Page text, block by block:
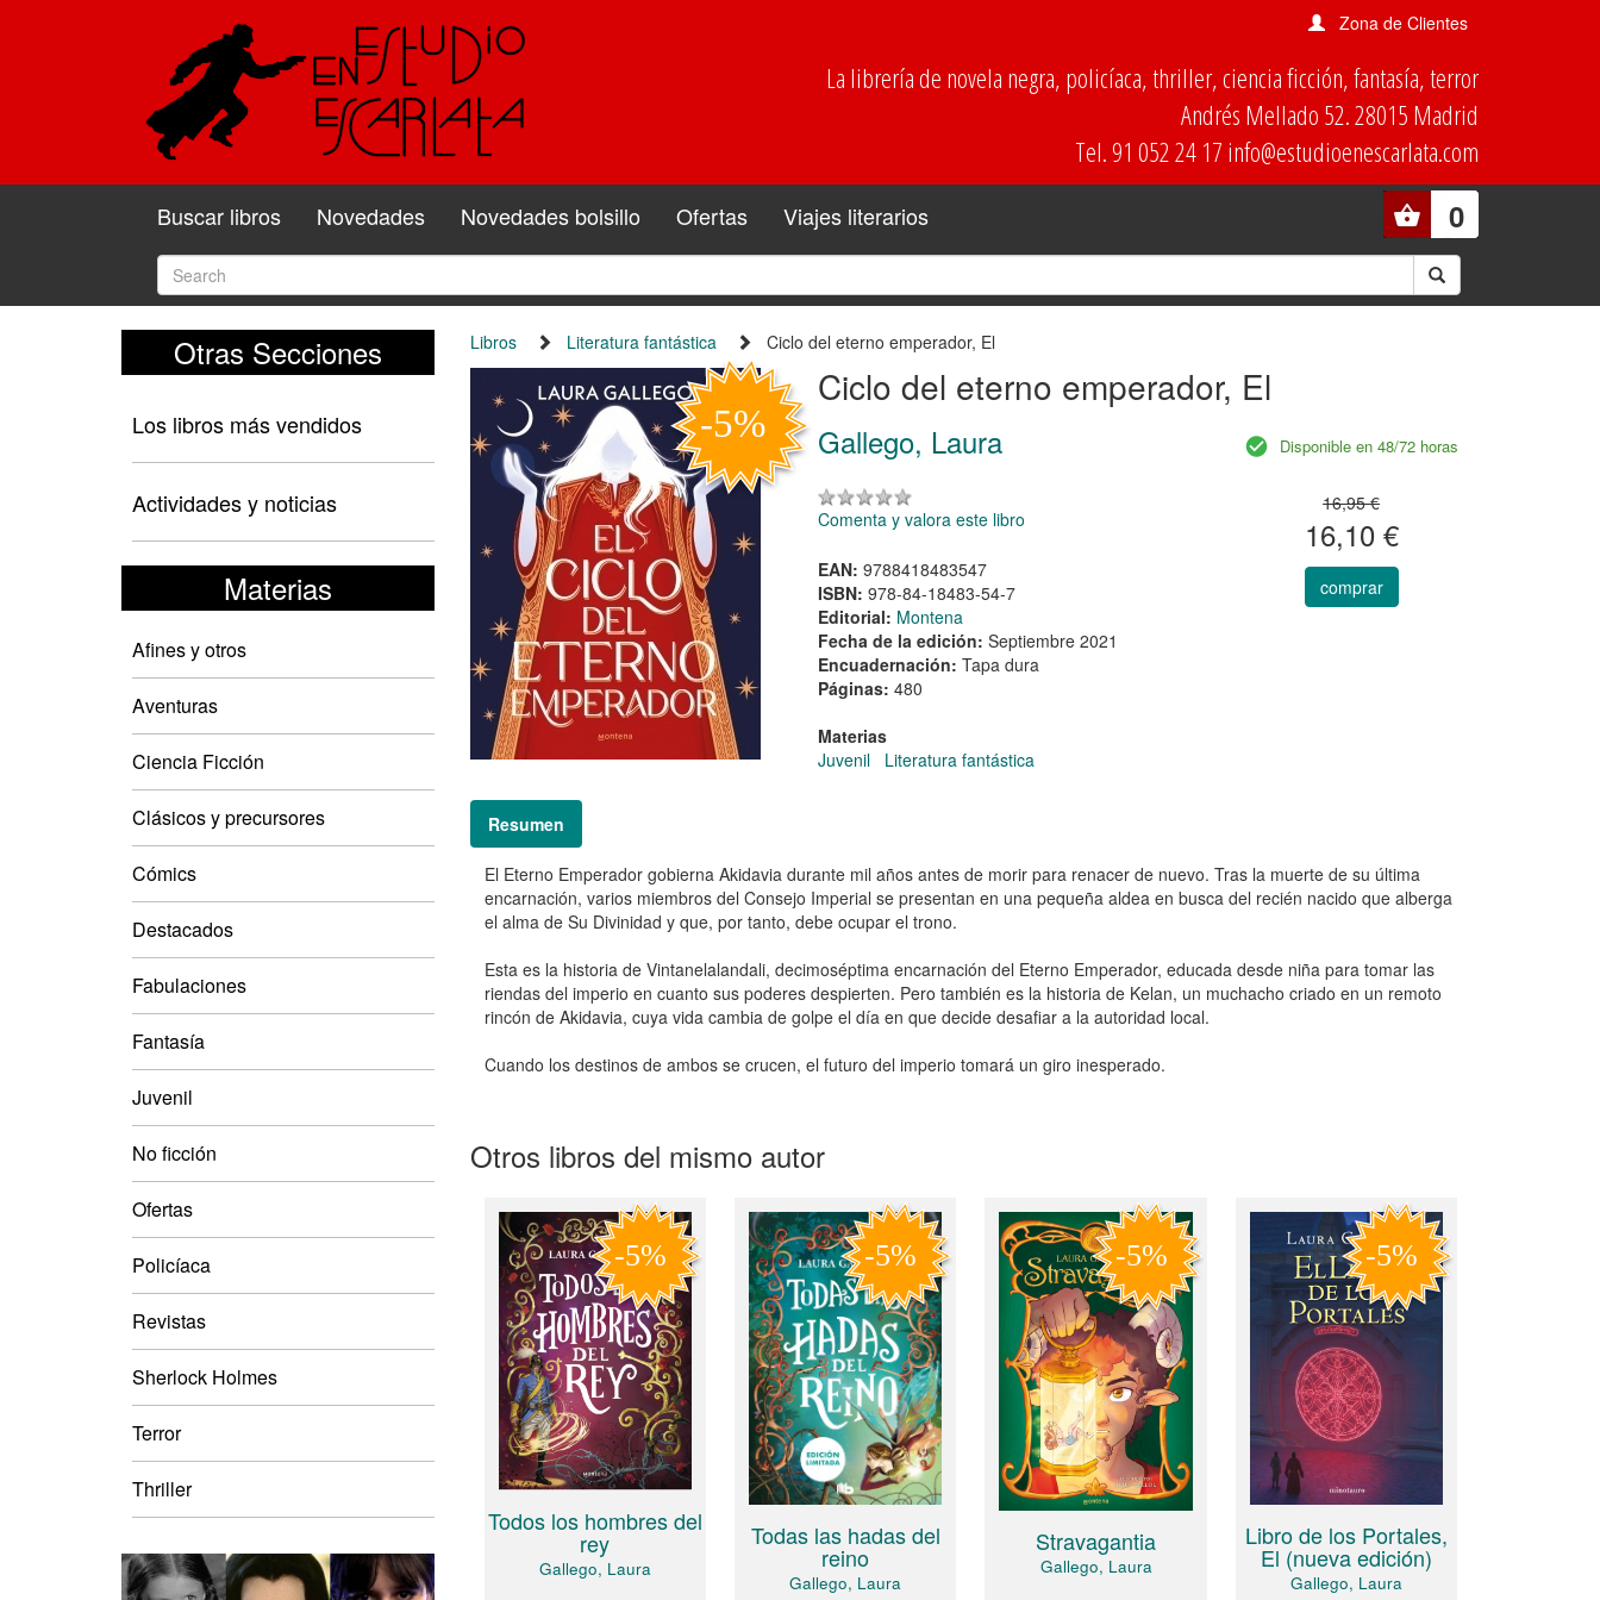
Zona de Clientes
La librería de novela negra, policíaca, thriller, ciencia ficción, fantasía, terror
Andrés Mellado 52. 28015 Madrid
Tel. 91 052 24 17 info@estudioenescarlata.com
0
Buscar libros Novedades Novedades bolsillo Ofertas Viajes literarios
Otras Secciones
Los libros más vendidos
Actividades y noticias
Materias
Afines y otros
Aventuras
Ciencia Ficción
Clásicos y precursores
Cómics
Destacados
Fabulaciones
Fantasía
Juvenil
No ficción
Ofertas
Policíaca
Revistas
Sherlock Holmes
Terror
Thriller
Libros Literatura fantástica Ciclo del eterno emperador, El
Ciclo del eterno emperador, El
Gallego, Laura
Comenta y valora este libro
EAN: 9788418483547
ISBN: 978-84-18483-54-7
Editorial: Montena
Fecha de la edición: Septiembre 2021
Encuadernación: Tapa dura
Páginas: 480
Materias
Juvenil
Literatura fantástica
Disponible en 48/72 horas
16,95 €
16,10 €
comprar
Resumen
El Eterno Emperador gobierna Akidavia durante mil años antes de morir para renacer de nuevo. Tras la muerte de su última
encarnación, varios miembros del Consejo Imperial se presentan en una pequeña aldea en busca del recién nacido que alberga
el alma de Su Divinidad y que, por tanto, debe ocupar el trono.
Esta es la historia de Vintanelalandali, decimoséptima encarnación del Eterno Emperador, educada desde niña para tomar las
riendas del imperio en cuanto sus poderes despierten. Pero también es la historia de Kelan, un muchacho criado en un remoto
rincón de Akidavia, cuya vida cambia de golpe el día en que decide desafiar a la autoridad local.
Cuando los destinos de ambos se crucen, el futuro del imperio tomará un giro inesperado.
Otros libros del mismo autor
Todos los hombres del
rey
Gallego, Laura
Todas las hadas del
reino
Gallego, Laura
Stravagantia
Gallego, Laura
Libro de los Portales,
El (nueva edición)
Gallego, Laura